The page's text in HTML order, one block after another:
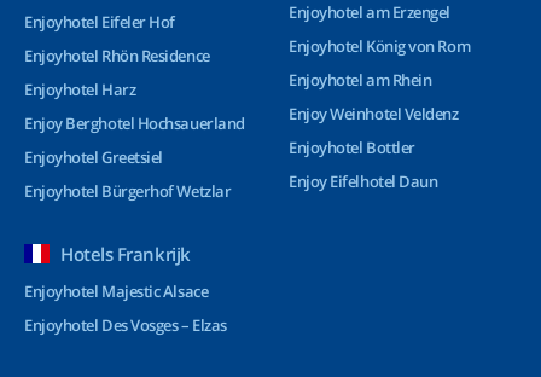
Enjoyhotel Eifeler Hof
Enjoyhotel Rhön Residence
Enjoyhotel Harz
Enjoy Berghotel Hochsauerland
Enjoyhotel Greetsiel
Enjoyhotel Bürgerhof Wetzlar
Enjoyhotel am Erzengel
Enjoyhotel König von Rom
Enjoyhotel am Rhein
Enjoy Weinhotel Veldenz
Enjoyhotel Bottler
Enjoy Eifelhotel Daun
Hotels Frankrijk
Enjoyhotel Majestic Alsace
Enjoyhotel Des Vosges – Elzas